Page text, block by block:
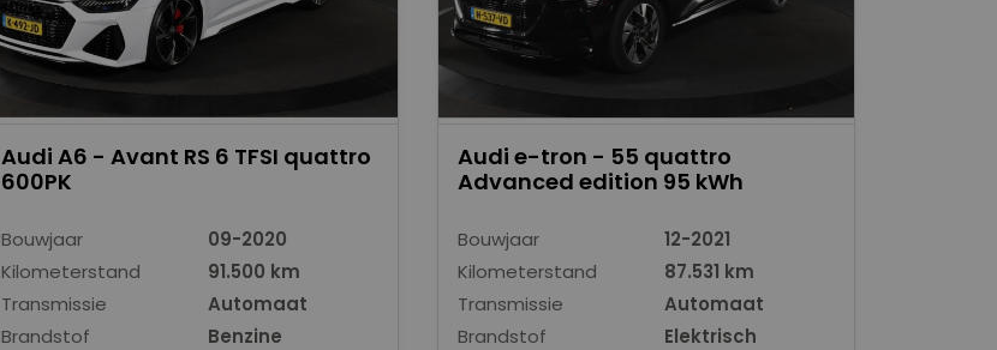
Audi A6 - Avant RS 6 TFSI quattro
600PK
Bouwjaar
09-2020
Kilometerstand
91.500 km
Transmissie
Automaat
Brandstof
Benzine
Audi e-tron - 55 quattro
Advanced edition 95 kWh
Bouwjaar
12-2021
Kilometerstand
87.531 km
Transmissie
Automaat
Brandstof
Elektrisch